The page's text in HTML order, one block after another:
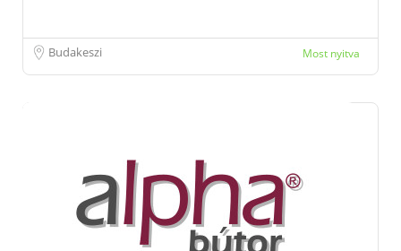
Budakeszi Most nyitva